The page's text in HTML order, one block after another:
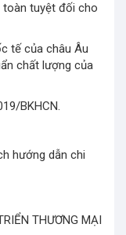
toàn tuyệt đối cho
tế của châu Âu
chất lượng của
BKHCN.
hướng dẫn chi
THƯƠNG MẠI